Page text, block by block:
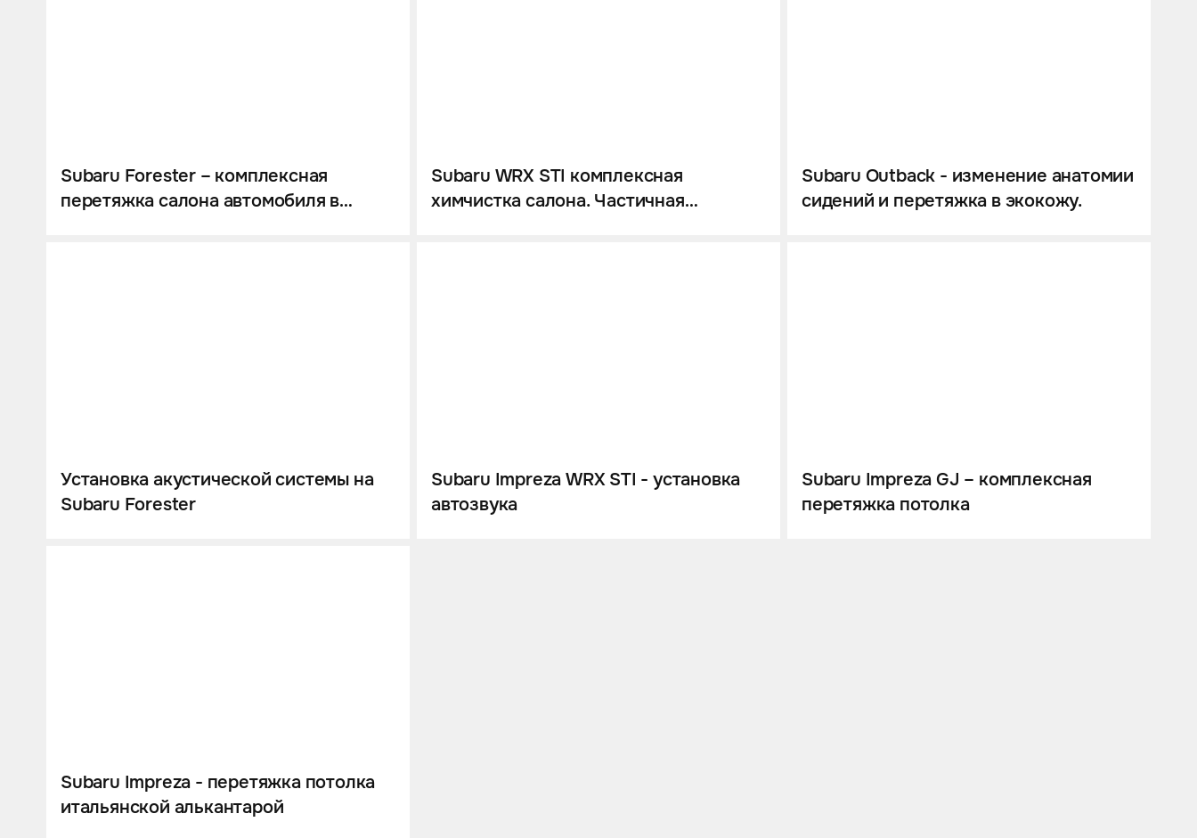
Subaru Forester – комплексная
перетяжка салона автомобиля в
Subaru WRX STI комплексная
химчистка салона. Частичная
Subaru Outback - изменение анатомии
сидений и перетяжка в экокожу.
Установка акустической системы на
Subaru Forester
Subaru Impreza WRX STI - установка
автозвука
Subaru Impreza GJ – комплексная
перетяжка потолка
Subaru Impreza - перетяжка потолка
итальянской алькантарой